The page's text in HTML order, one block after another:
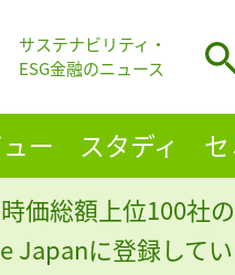
サステナビリティ・
ESG金融のニュース
ー スタディ
時価総額上位100社
Japanに登録して